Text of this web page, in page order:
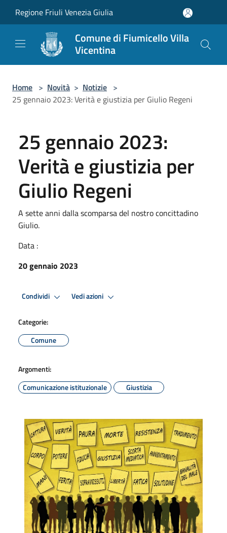
Regione Friuli Venezia Giulia
Comune di Fiumicello Villa
Vicentina
Home > Novità > Notizie >
25 gennaio 2023: Verità e giustizia per Giulio Regeni
25 gennaio 2023:
Verità e giustizia per
Giulio Regeni
A sette anni dalla scomparsa del nostro concittadino
Giulio.
Data :
20 gennaio 2023
Condividi Vedi azioni
Categorie:
Comune
Argomenti:
Comunicazione istituzionale
Giustizia